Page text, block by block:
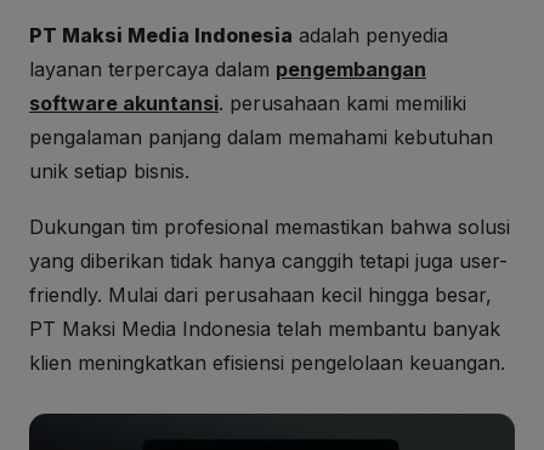
PT Maksi Media Indonesia adalah penyedia
layanan terpercaya dalam pengembangan
software akuntansi. perusahaan kami memiliki
pengalaman panjang dalam memahami kebutuhan
unik setiap bisnis.
Dukungan tim profesional memastikan bahwa solusi
yang diberikan tidak hanya canggih tetapi juga user-
friendly. Mulai dari perusahaan kecil hingga besar,
PT Maksi Media Indonesia telah membantu banyak
klien meningkatkan efisiensi pengelolaan keuangan.